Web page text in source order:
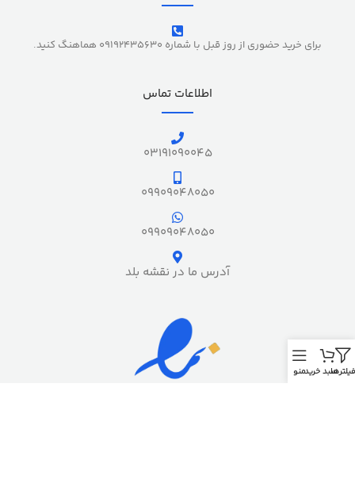
برای خرید حضوری از روز قبل با شماره 09192435630 هماهنگ کنید.
اطلاعات تماس
03191090045
09909048050
09909048050
آدرس ما در نقشه بلد
فیلترهاسبد خریدمنو